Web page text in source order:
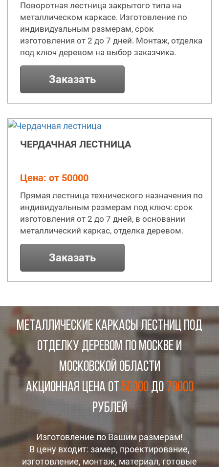
Поворотная лестница закрытого типа на
металлическом каркасе. Изготовление по
индивидуальным размерам, срок
изготовления от 2 до 7 дней. Монтаж, отделка
под ключ деревом на выбор заказчика.
Заказать
ЧЕРДАЧНАЯ ЛЕСТНИЦА
Цена: от 50000
Прямая лестница технического назначения по
индивидуальным размерам под ключ: срок
изготовления от 2 до 7 дней, в основании
металлический каркас, отделка деревом.
Заказать
МЕТАЛЛИЧЕСКИЕ КАРКАСЫ ЛЕСТНИЦ ПОД
ОТДЕЛКУ ДЕРЕВОМ ПО МОСКВЕ И
МОСКОВСКОЙ ОБЛАСТИ
Акционная цена от 50000до 70000
рублей
Изготовление по Вашим размерам!
В цену входит: замер, проектирование,
изготовление, монтаж, материал, готовые